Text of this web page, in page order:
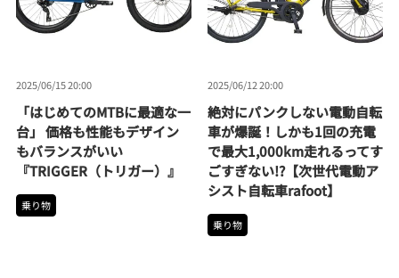
2025/06/15 20:00
「はじめてのMTBに最適な一
台」 価格も性能もデザイン
もバランスがいい
『TRIGGER（トリガー）』
乗り物
2025/06/12 20:00
絶対にパンクしない電動自転
車が爆誕！しかも1回の充電
で最大1,000km走れるってす
ごすぎない!?【次世代電動ア
シスト自転車rafoot】
乗り物